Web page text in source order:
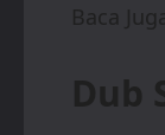
Baca
Dub